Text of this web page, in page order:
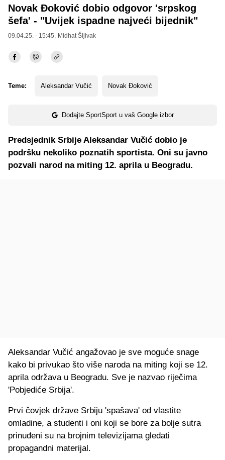
Novak Đoković dobio odgovor 'srpskog
šefa' - "Uvijek ispadne najveći bijednik"
09.04.25. - 15:45, Midhat Šljivak
Teme: Aleksandar Vučić Novak Đoković
Dodajte SportSport u vaš Google izbor
Predsjednik Srbije Aleksandar Vučić dobio je
podršku nekoliko poznatih sportista. Oni su javno
pozvali narod na miting 12. aprila u Beogradu.
Aleksandar Vučić angažovao je sve moguće snage
kako bi privukao što više naroda na miting koji se 12.
aprila održava u Beogradu. Sve je nazvao riječima
'Pobjediće Srbija'.
Prvi čovjek države Srbiju 'spašava' od vlastite
omladine, a studenti i oni koji se bore za bolje sutra
prinuđeni su na brojnim televizijama gledati
propagandni materijal.